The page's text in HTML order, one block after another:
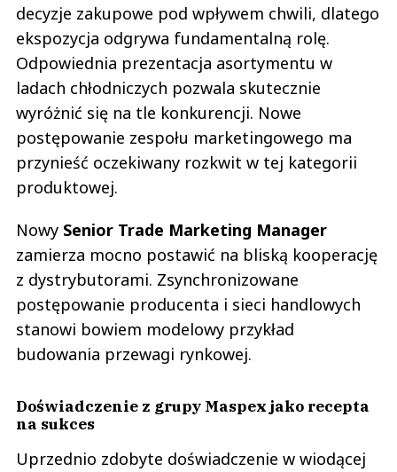
decyzje zakupowe pod wpływem chwili, dlatego
ekspozycja odgrywa fundamentalną rolę.
Odpowiednia prezentacja asortymentu w
ladach chłodniczych pozwala skutecznie
wyróżnić się na tle konkurencji. Nowe
postępowanie zespołu marketingowego ma
przynieść oczekiwany rozkwit w tej kategorii
produktowej.
Nowy Senior Trade Marketing Manager
zamierza mocno postawić na bliską kooperację
z dystrybutorami. Zsynchronizowane
postępowanie producenta i sieci handlowych
stanowi bowiem modelowy przykład
budowania przewagi rynkowej.
Doświadczenie z grupy Maspex jako recepta
na sukces
Uprzednio zdobyte doświadczenie w wiodącej